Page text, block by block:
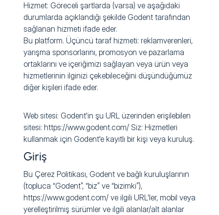
Hizmet: Göreceli şartlarda (varsa) ve aşağıdaki
durumlarda açıklandığı şekilde Godent tarafından
sağlanan hizmeti ifade eder.
Bu platform. Üçüncü taraf hizmeti: reklamverenleri,
yarışma sponsorlarını, promosyon ve pazarlama
ortaklarını ve içeriğimizi sağlayan veya ürün veya
hizmetlerinin ilginizi çekebileceğini düşündüğümüz
diğer kişileri ifade eder.
Web sitesi: Godent'in şu URL üzerinden erişilebilen
sitesi: https://www.godent.com/ Siz: Hizmetleri
kullanmak için Godent'e kayıtlı bir kişi veya kuruluş.
Giriş
Bu Çerez Politikası, Godent ve bağlı kuruluşlarının
(topluca “Godent”, “biz” ve “bizimki”),
https://www.godent.com/ ve ilgili URL'ler, mobil veya
yerelleştirilmiş sürümler ve ilgili alanlar/alt alanlar